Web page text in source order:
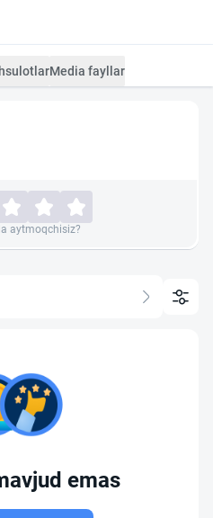
Media fayllar
aytmoqchisiz?
emas